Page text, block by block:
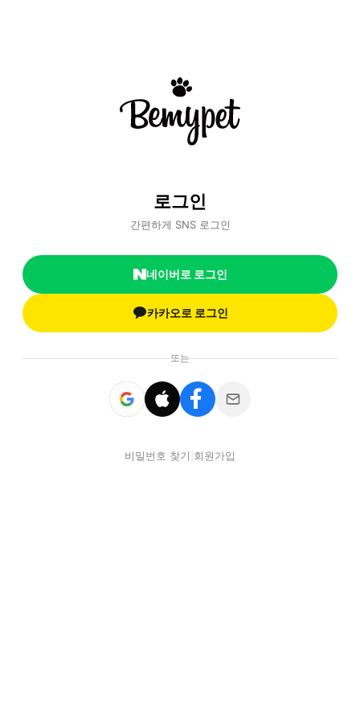
로그인
간편하게 SNS 로그인
네이버로 로그인
카카오로 로그인
또는
비밀번호 찾기 회원가입